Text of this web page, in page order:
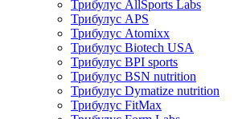
Трибулус AllSports Labs
Трибулус APS
Трибулус Atomixx
Трибулус Biotech USA
Трибулус BPI sports
Трибулус BSN nutrition
Трибулус Dymatize nutrition
Трибулус FitMax